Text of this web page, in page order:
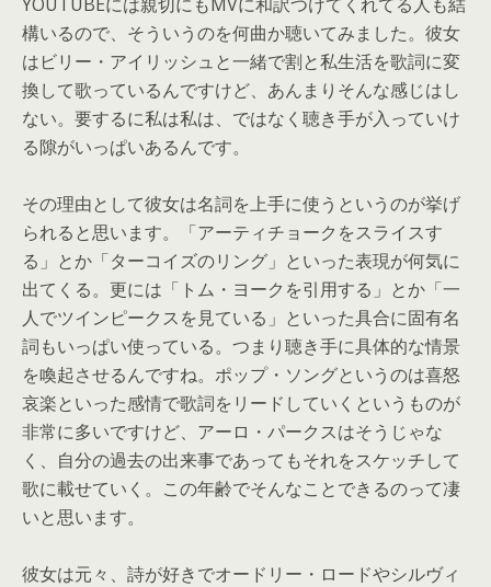
構いるので、そういうのを何曲か聴いてみました。彼女
はビリー・ アイリッシュと一緒で割と私生活を歌詞に変
換して歌っているんですけど、あんまりそんな感じはし
ない。要するに私は私は、 ではなく聴き手が入っていけ
る隙がいっぱいあるんです。
その理由として彼女は名詞を上手に使うというのが挙げ
られると思います。「アーティチョークをスライスす
る」とか「ターコイズのリング」といった表現が何気に
出てくる。 更には「トム・ ヨークを引用する」とか「一
人でツインピークスを見ている」といった具合に固有名
詞もいっぱい使っている。つまり聴き手に具体的な情景
を喚起させるんですね。ポップ・ ソングというのは喜怒
哀楽といった感情で歌詞をリードしていくというものが
非常に多いですけど、アーロ・ パークスはそうじゃな
く、 自分の過去の出来事であってもそれをスケッチして
歌に載せていく 。この年齢でそんなことできるのって凄
いと思います。
彼女は元々、詩が好きでオードリー・ロードやシルヴィ